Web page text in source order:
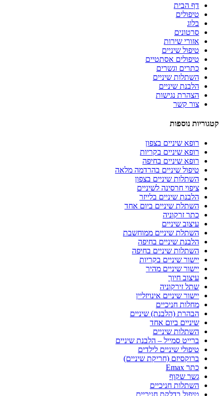
דף הבית
טיפולים
בלוג
סרטונים
אזורי שירות
טיפול שיניים
טיפולים אסתטיים
כתרים וגשרים
השתלות שיניים
הלבנת שיניים
הצהרת נגישות
צור קשר
קטגוריות נוספות
רופא שיניים בצפון
רופא שיניים בקריות
רופא שיניים בחיפה
טיפול שיניים בהרדמה מלאה
השתלות שיניים בצפון
ציפוי חרסינה לשיניים
הלבנת שיניים בלייזר
השתלת שיניים ביום אחד
כתר זרקוניה
עיצוב שיניים
השתלת שיניים ממוחשבת
הלבנת שיניים בחיפה
השתלות שיניים בחיפה
יישור שיניים בקריות
יישור שיניים מהיר
עיצוב חיוך
שתל זירקוניה
יישור שיניים אינויזליין
מחלות חניכיים
הבהרת (הלבנת) שיניים
שיניים ביום אחד
השתלות שיניים
ברייט סמייל – הלבנת שיניים
טיפולי שיניים לילדים
ברוקסיזם (חריקת שיניים)
כתר Emax
גשר שקוף
השתלות חניכיים
טיפול בדלקת חניכיים